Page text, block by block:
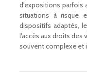
d'expositions parfois
situations à risque
dispositifs adaptés,
l'accès aux droits des
souvent complexe et